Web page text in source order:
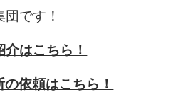
です！
はこちら！
依頼はこちら！